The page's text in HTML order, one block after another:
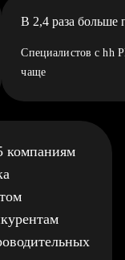
В 2,4 раза больше
Специалистов с hh
чаще
компаниям